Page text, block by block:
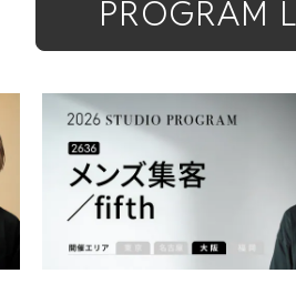
PROGRAM